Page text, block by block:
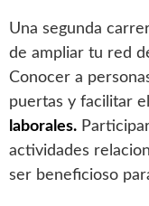
Una segunda
de ampliar tu red
Conocer a
puertas y facilitar
laborales.
actividades
ser beneficioso